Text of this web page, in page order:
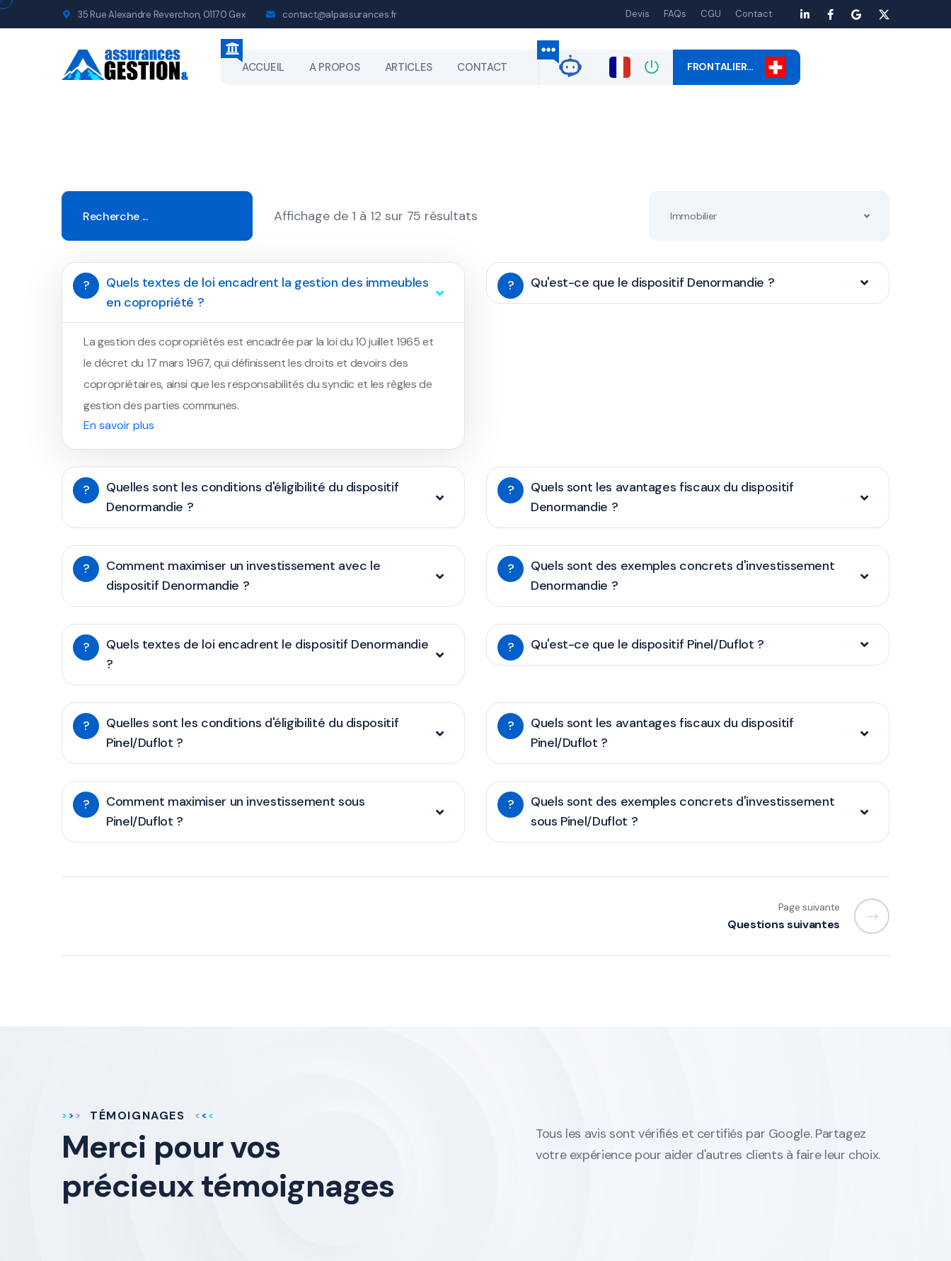
35 Rue Alexandre Reverchon, 01170 Gex contact@alpassurances.fr Devis FAQs CGU Contact
ACCUEIL A PROPOS ARTICLES CONTACT FRONTALIER…
Affichage de 1 à 12 sur 75 résultats Immobilier
?
Quels textes de loi encadrent la gestion des immeubles
en copropriété ?
La gestion des copropriétés est encadrée par la loi du 10 juillet 1965 et
le décret du 17 mars 1967, qui définissent les droits et devoirs des
copropriétaires, ainsi que les responsabilités du syndic et les règles de
gestion des parties communes.
En savoir plus
? Qu'est-ce que le dispositif Denormandie ?
?
Quelles sont les conditions d'éligibilité du dispositif
Denormandie ?
?
Quels sont les avantages fiscaux du dispositif
Denormandie ?
?
Comment maximiser un investissement avec le
dispositif Denormandie ?
?
Quels sont des exemples concrets d'investissement
Denormandie ?
?
Quels textes de loi encadrent le dispositif Denormandie
?
? Qu'est-ce que le dispositif Pinel/Duflot ?
?
Quelles sont les conditions d'éligibilité du dispositif
Pinel/Duflot ?
?
Quels sont les avantages fiscaux du dispositif
Pinel/Duflot ?
?
Comment maximiser un investissement sous
Pinel/Duflot ?
?
Quels sont des exemples concrets d'investissement
sous Pinel/Duflot ?
Page suivante
Questions suivantes
TÉMOIGNAGES
Merci pour vos
précieux témoignages
Tous les avis sont vérifiés et certifiés par Google. Partagez
votre expérience pour aider d'autres clients à faire leur choix.